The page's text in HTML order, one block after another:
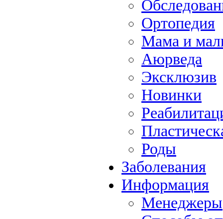
Ортопедия
Мама и
Аюрведа
Эксклюзив
Новинки
Роды
Заболевания
Информация
Менеджеры